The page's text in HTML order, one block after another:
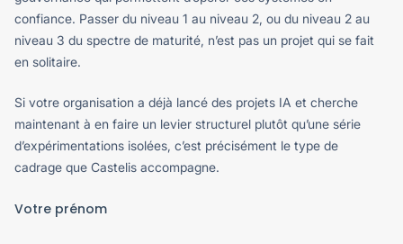
confiance. Passer du niveau 1 au niveau 2, ou du niveau 2 au
niveau 3 du spectre de maturité, n’est pas un projet qui se fait
en solitaire.
Si votre organisation a déjà lancé des projets IA et cherche
maintenant à en faire un levier structurel plutôt qu’une série
d’expérimentations isolées, c’est précisément le type de
cadrage que Castelis accompagne.